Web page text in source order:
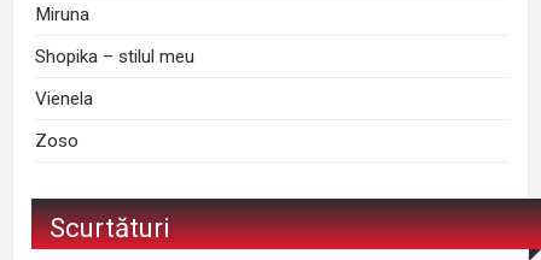
Miruna
Shopika – stilul meu
Vienela
Zoso
Scurtături